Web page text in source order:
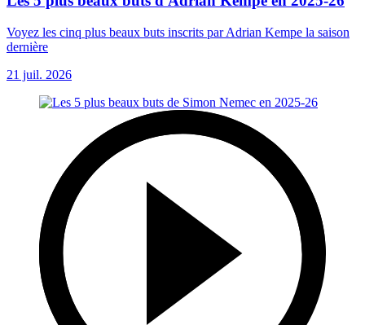
Voyez les cinq plus beaux buts inscrits par Adrian Kempe la saison
dernière
21 juil. 2026